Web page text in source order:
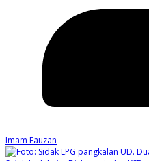
Imam Fauzan